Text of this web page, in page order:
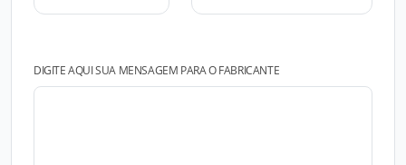
DIGITE AQUI SUA MENSAGEM PARA O FABRICANTE